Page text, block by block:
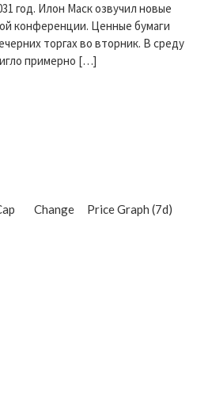
год. Илон Маск озвучил новые
конференции. Ценные бумаги
торгах во вторник. В среду
примерно […]
Change Price Graph (7d)